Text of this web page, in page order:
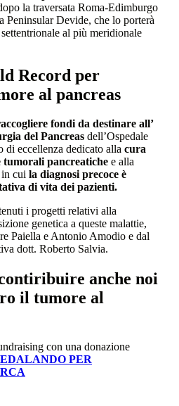
la traversata Roma-Edimburgo
Peninsular Devide, che lo porterà
al più meridionale
Record per
al pancreas
fondi da destinare all’
del Pancreas dell’Ospedale
di eccellenza dedicato alla cura
tumorali pancreatiche e alla
in cui la diagnosi precoce è
di vita dei pazienti.
i progetti relativi alla
genetica a queste malattie,
Paiella e Antonio Amodio e dal
dott. Roberto Salvia.
anche noi
il tumore al
con una donazione
PER